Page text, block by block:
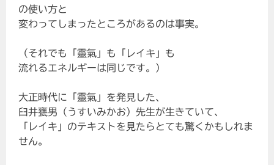
の使い方と
変わってしまったところがあるのは事実。
（それでも「靈氣」も「レイキ」も
流れるエネルギーは同じです。）
大正時代に「靈氣」を発見した、
臼井甕男（うすいみかお）先生が生きていて、
「レイキ」のテキストを見たらとても驚くかもしれま
せん。